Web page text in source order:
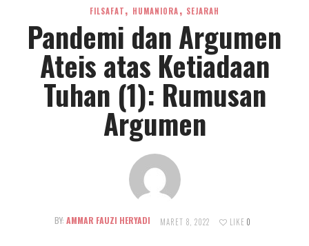
FILSAFAT, HUMANIORA, SEJARAH
Pandemi dan Argumen
Ateis atas Ketiadaan
Tuhan (1): Rumusan
Argumen
BY: AMMAR FAUZI HERYADI MARET 8, 2022 LIKE 0